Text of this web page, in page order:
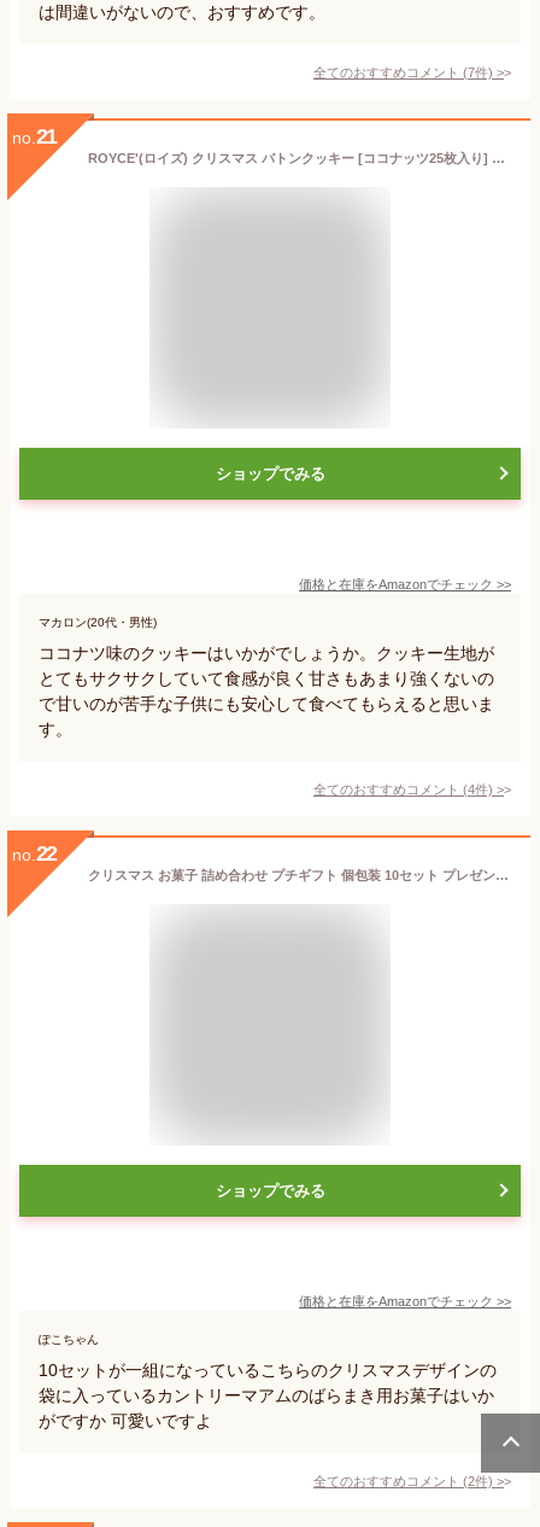
は間違いがないので、おすすめです。
全てのおすすめコメント (7件) >
no. 21
ROYCE'(ロイズ) クリスマス バトンクッキー [ココナッツ25枚入り] ギフト袋付き
ショップでみる
価格と在庫をAmazonでチェック >>
マカロン(20代・男性)
ココナツ味のクッキーはいかがでしょうか。クッキー生地が
とてもサクサクしていて食感が良く甘さもあまり強くないの
で甘いのが苦手な子供にも安心して食べてもらえると思いま
す。
全てのおすすめコメント (4件) >
no. 22
クリスマス お菓子 詰め合わせ プチギフト 個包装 10セット プレゼント包装済み プラ袋
ショップでみる
価格と在庫をAmazonでチェック >>
ぽこちゃん
10セットが一組になっているこちらのクリスマスデザインの
袋に入っているカントリーマアムのばらまき用お菓子はいか
がですか 可愛いですよ
全てのおすすめコメント (2件) >